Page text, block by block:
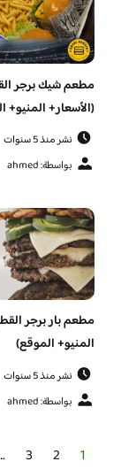
مطعم شيك برجر
(الأسعار+ المنيو+
نشر منذ 5 سنوات
بواسطة: ahmed
مطعم بار برجر
المنيو+ الموقع)
نشر منذ 5 سنوات
بواسطة: ahmed
1
2
3